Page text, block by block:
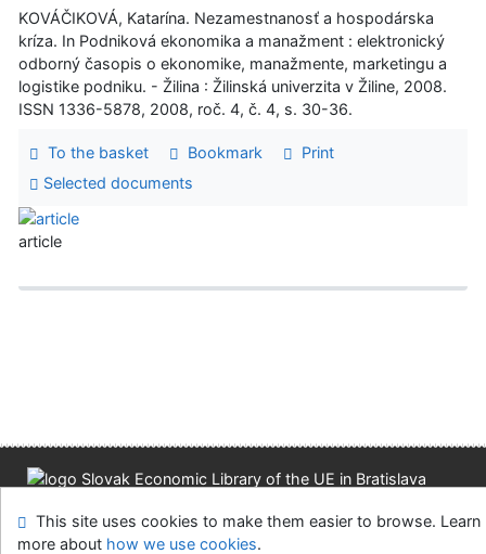
KOVÁČIKOVÁ, Katarína. Nezamestnanosť a hospodárska
kríza. In Podniková ekonomika a manažment : elektronický
odborný časopis o ekonomike, manažmente, marketingu a
logistike podniku. - Žilina : Žilinská univerzita v Žiline, 2008.
ISSN 1336-5878, 2008, roč. 4, č. 4, s. 30-36.
To the basket Bookmark
Print
Selected documents
article
Feedback form
Cookie settings
This site uses cookies to make them easier to browse. Learn
more about how we use cookies.